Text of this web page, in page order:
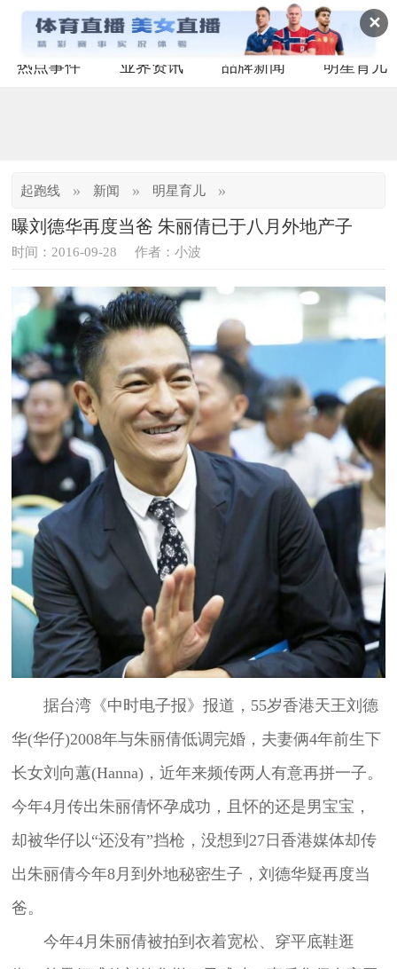
✕
热点事件 业界资讯 品牌新闻 明星育儿
起跑线 » 新闻 » 明星育儿 »
曝刘德华再度当爸 朱丽倩已于八月外地产子
时间：2016-09-28 作者：小波
据台湾《中时电子报》报道，55岁香港天王刘德
华(华仔)2008年与朱丽倩低调完婚，夫妻俩4年前生下
长女刘向蕙(Hanna)，近年来频传两人有意再拼一子。
今年4月传出朱丽倩怀孕成功，且怀的还是男宝宝，
却被华仔以“还没有”挡枪，没想到27日香港媒体却传
出朱丽倩今年8月到外地秘密生子，刘德华疑再度当
爸。
今年4月朱丽倩被拍到衣着宽松、穿平底鞋逛